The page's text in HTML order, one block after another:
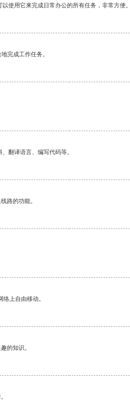
使用它来完成日常办公的所有任务，非常方便。
完成工作任务。
翻译语言、编写代码等。
路的功能。
上自由移动。
的知识。